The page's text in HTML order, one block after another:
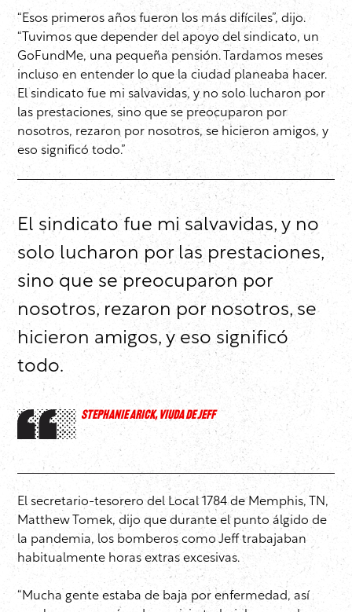
“Esos primeros años fueron los más difíciles”, dijo.
“Tuvimos que depender del apoyo del sindicato, un
GoFundMe, una pequeña pensión. Tardamos meses
incluso en entender lo que la ciudad planeaba hacer.
El sindicato fue mi salvavidas, y no solo lucharon por
las prestaciones, sino que se preocuparon por
nosotros, rezaron por nosotros, se hicieron amigos, y
eso significó todo.”
El sindicato fue mi salvavidas, y no
solo lucharon por las prestaciones,
sino que se preocuparon por
nosotros, rezaron por nosotros, se
hicieron amigos, y eso significó
todo.
STEPHANIE ARICK, VIUDA DE JEFF
El secretario-tesorero del Local 1784 de Memphis, TN,
Matthew Tomek, dijo que durante el punto álgido de
la pandemia, los bomberos como Jeff trabajaban
habitualmente horas extras excesivas.
“Mucha gente estaba de baja por enfermedad, así